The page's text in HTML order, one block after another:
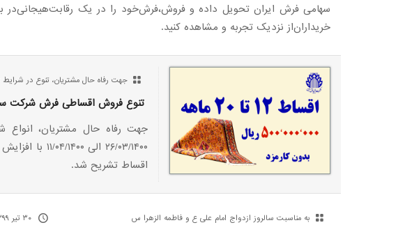
سهامی فرش ایران تحویل داده و فروش،فرش‌خود را در یک رقابت‌هیجانی‌در
خریداران‌از نزدیک تجربه و مشاهده کنید.
جهت رفاه حال مشتریان، تنوع در
تنوع فروش اقساطی فرش شرکت
جهت رفاه حال مشتریان،
۲۶/۰۳/۱۴۰۰
اقساط تشریح شد.
به مناسبت سالروز ازدواج امام علی ع و فاطمه الزهرا س ۳۰ تیر ۱۳۹۹